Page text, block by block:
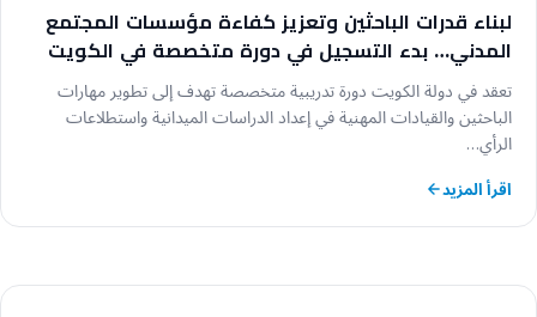
لبناء قدرات الباحثين وتعزيز كفاءة مؤسسات المجتمع
المدني… بدء التسجيل في دورة متخصصة في الكويت
حول إعداد الدراسات الاستطلاعية وتوظيف الذكاء
الاصطناعي
تعقد في دولة الكويت دورة تدريبية متخصصة تهدف إلى تطوير مهارات
الباحثين والقيادات المهنية في إعداد الدراسات الميدانية واستطلاعات
الرأي…
اقرأ المزيد